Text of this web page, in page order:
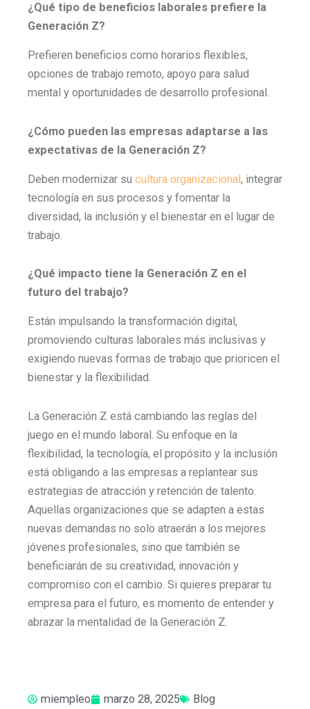
¿Qué tipo de beneficios laborales prefiere la
Generación Z?
Prefieren beneficios como horarios flexibles,
opciones de trabajo remoto, apoyo para salud
mental y oportunidades de desarrollo profesional.
¿Cómo pueden las empresas adaptarse a las
expectativas de la Generación Z?
Deben modernizar su cultura organizacional, integrar
tecnología en sus procesos y fomentar la
diversidad, la inclusión y el bienestar en el lugar de
trabajo.
¿Qué impacto tiene la Generación Z en el
futuro del trabajo?
Están impulsando la transformación digital,
promoviendo culturas laborales más inclusivas y
exigiendo nuevas formas de trabajo que prioricen el
bienestar y la flexibilidad.
La Generación Z está cambiando las reglas del
juego en el mundo laboral. Su enfoque en la
flexibilidad, la tecnología, el propósito y la inclusión
está obligando a las empresas a replantear sus
estrategias de atracción y retención de talento.
Aquellas organizaciones que se adapten a estas
nuevas demandas no solo atraerán a los mejores
jóvenes profesionales, sino que también se
beneficiarán de su creatividad, innovación y
compromiso con el cambio. Si quieres preparar tu
empresa para el futuro, es momento de entender y
abrazar la mentalidad de la Generación Z.
miempleo marzo 28, 2025 Blog